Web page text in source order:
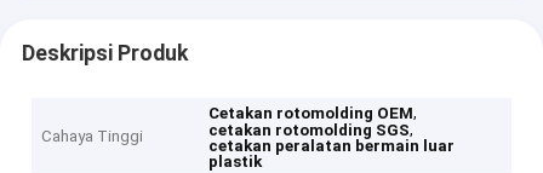
Deskripsi Produk
Cahaya Tinggi
Cetakan rotomolding OEM,
cetakan rotomolding SGS,
cetakan peralatan bermain luar
plastik